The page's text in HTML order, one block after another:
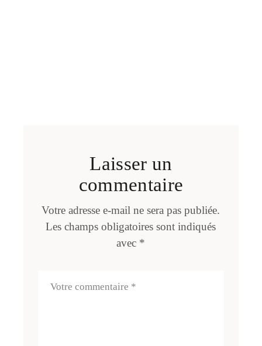
Laisser un
commentaire
Votre adresse e-mail ne sera pas publiée.
Les champs obligatoires sont indiqués
avec *